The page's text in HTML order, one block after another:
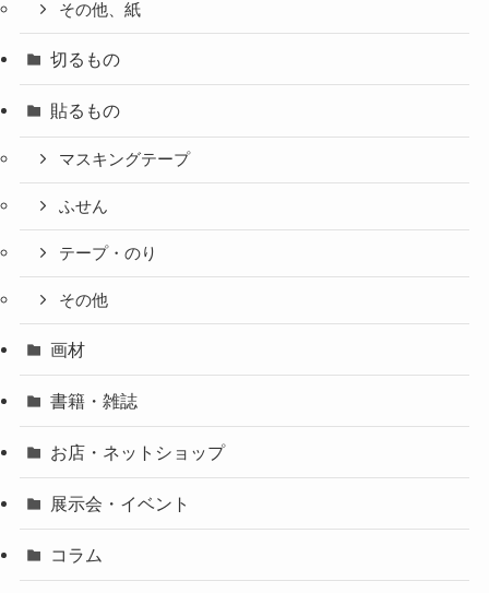
その他、紙
切るもの
貼るもの
マスキングテープ
ふせん
テープ・のり
その他
画材
書籍・雑誌
お店・ネットショップ
展示会・イベント
コラム